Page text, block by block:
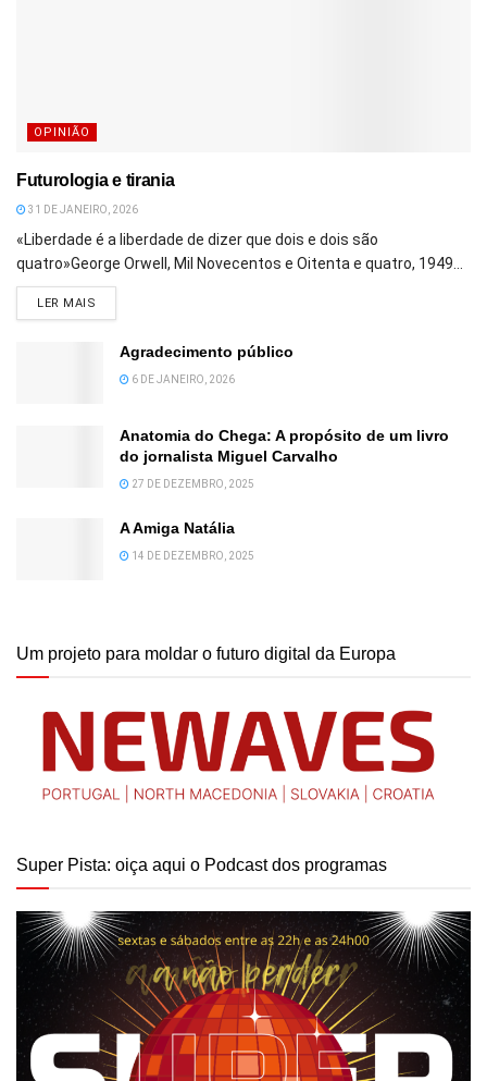
OPINIÃO
Futurologia e tirania
31 DE JANEIRO, 2026
«Liberdade é a liberdade de dizer que dois e dois são
quatro»George Orwell, Mil Novecentos e Oitenta e quatro, 1949...
LER MAIS
Agradecimento público
6 DE JANEIRO, 2026
Anatomia do Chega: A propósito de um livro
do jornalista Miguel Carvalho
27 DE DEZEMBRO, 2025
A Amiga Natália
14 DE DEZEMBRO, 2025
Um projeto para moldar o futuro digital da Europa
Super Pista: oiça aqui o Podcast dos programas